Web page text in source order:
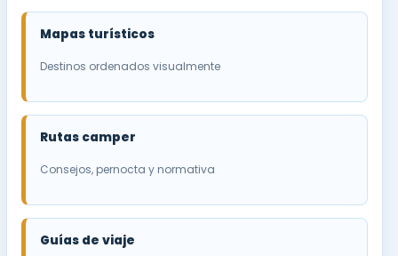
Mapas turísticos
Destinos ordenados visualmente
Rutas camper
Consejos, pernocta y normativa
Guías de viaje